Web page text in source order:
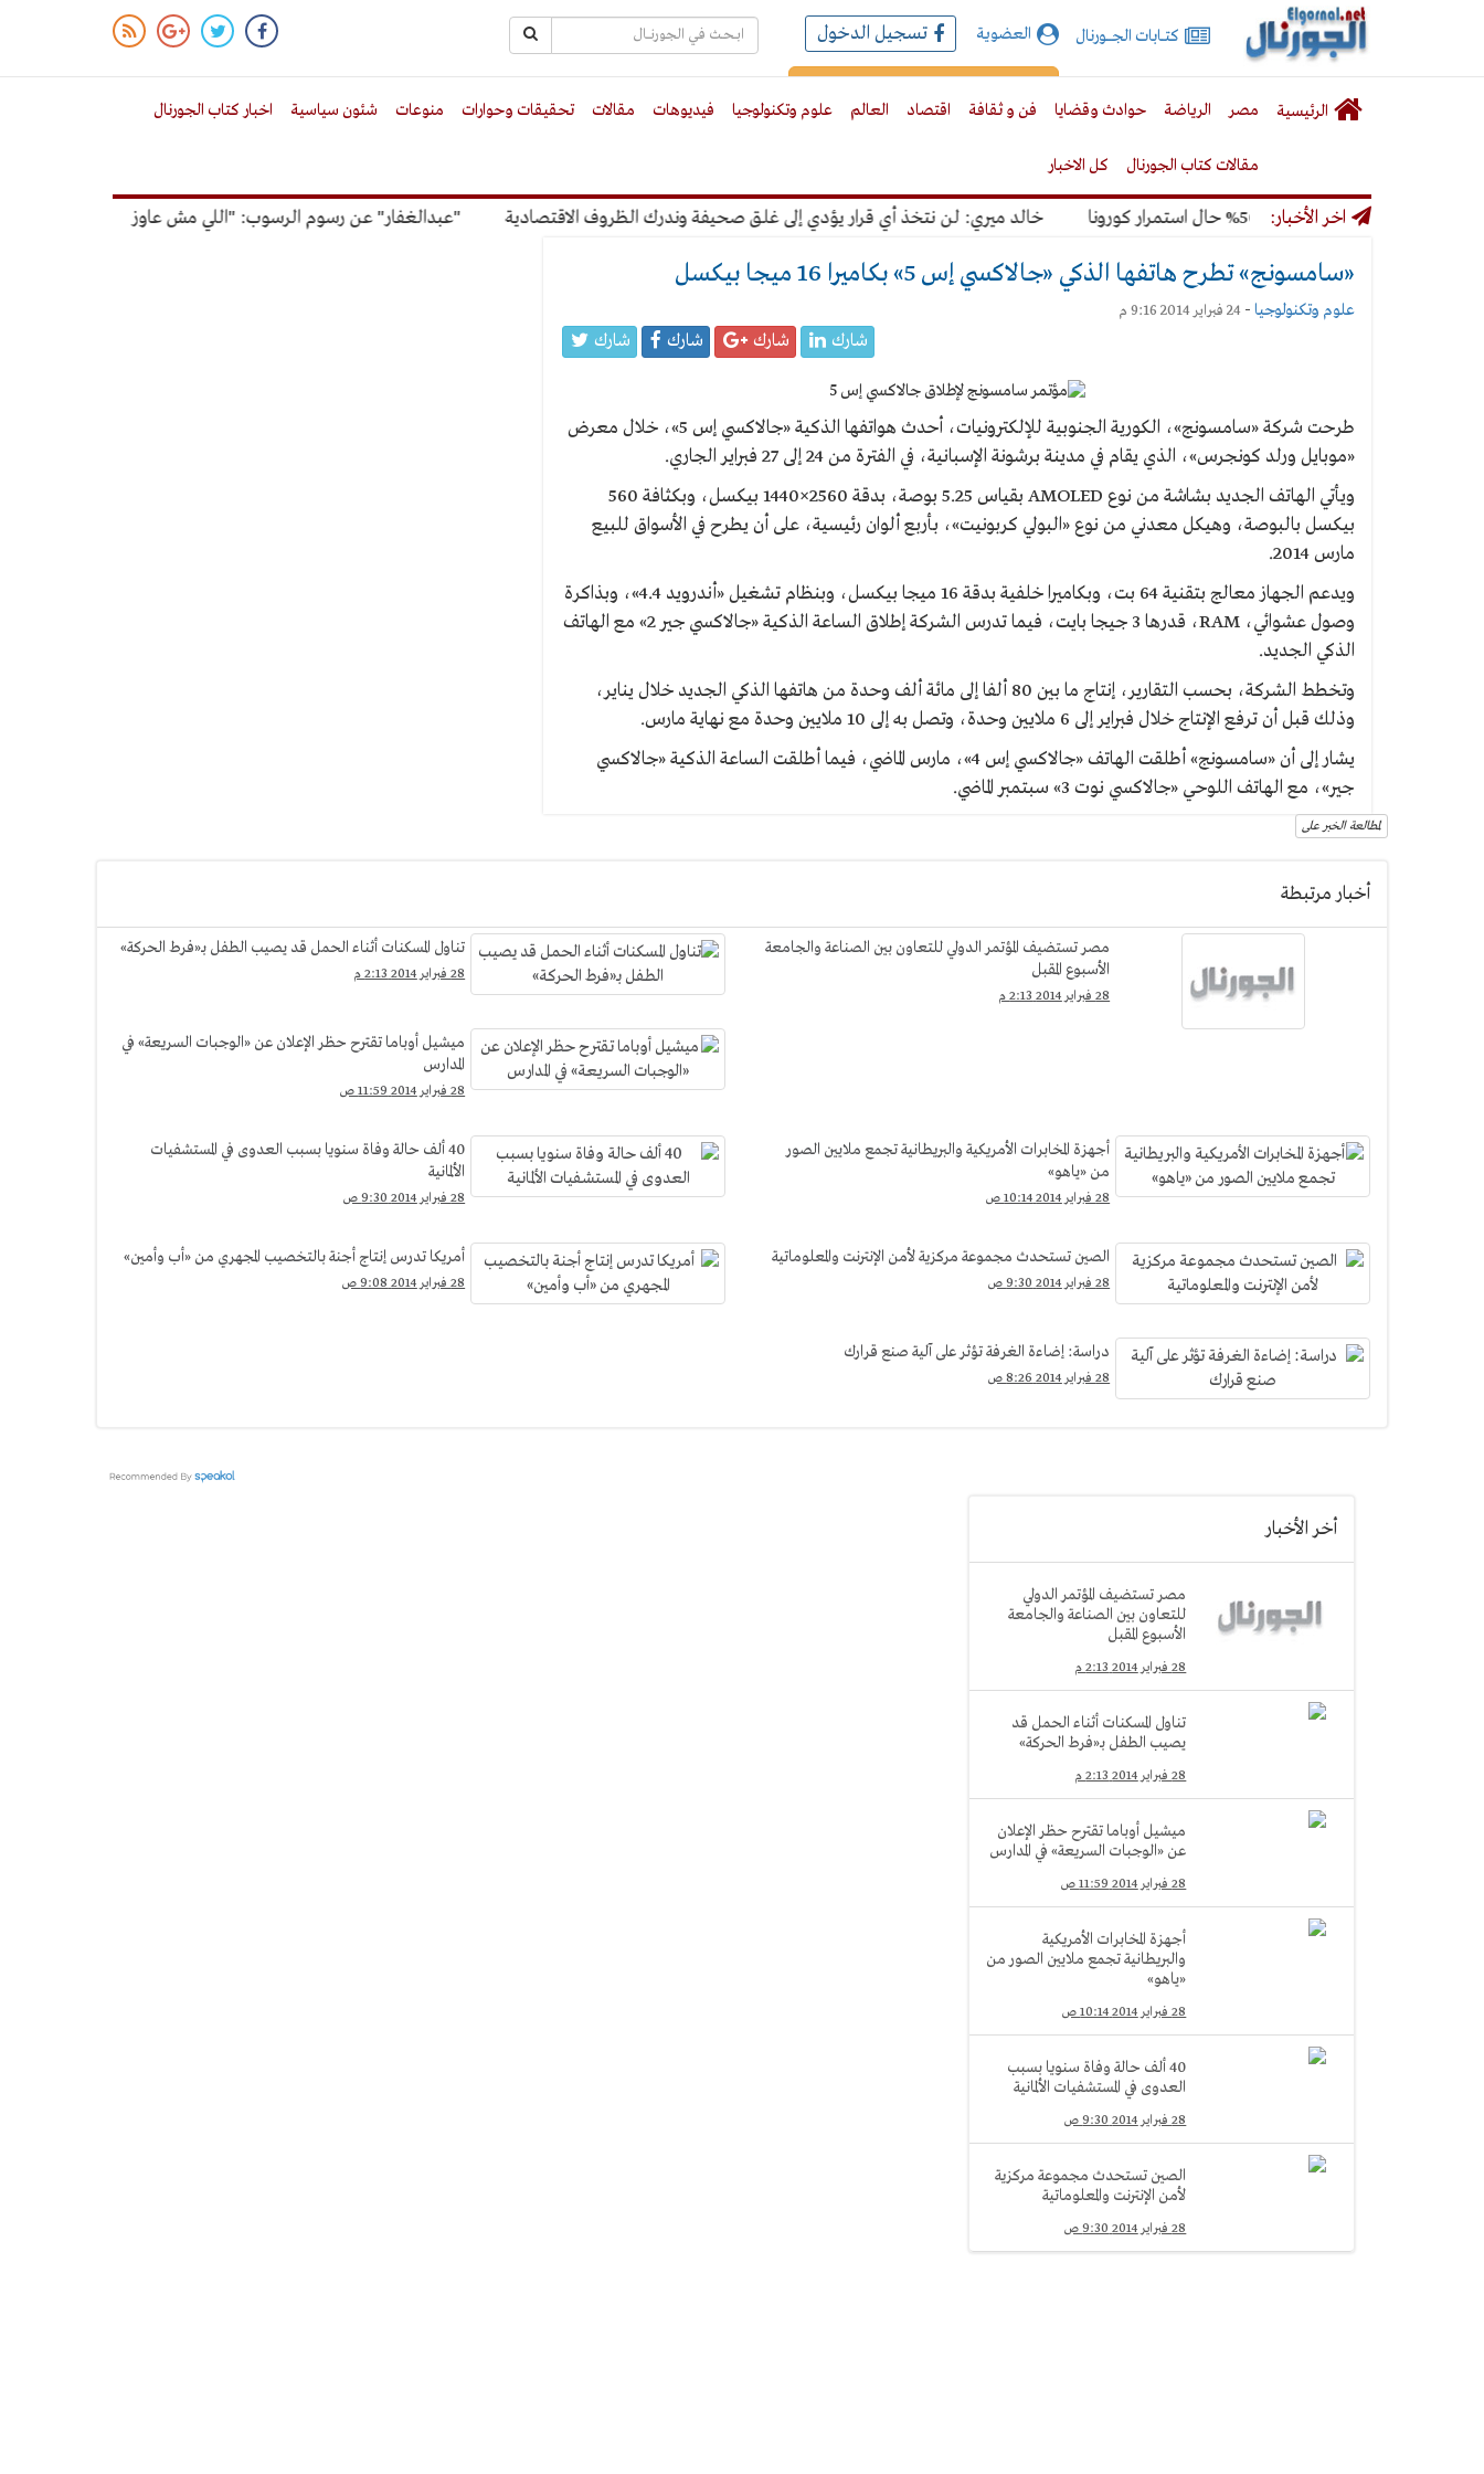
الجورنال
نت
كتـــابات الجـــــورنال العضوية تسجيل الدخول
الرئيسية مصر الرياضة حوادث وقضايا فن و ثقافة اقتصاد العالم علوم وتكنولوجيا فيديوهات مقالات تحقيقات وحوارات منوعات شئون سياسية اخبار كتاب الجورنال
مقالات كتاب الجورنال كل الاخبار
اخر الأخبار:
بنسبة 50% حال استمرار كورونا خالد ميري: لن نتخذ أي قرار يؤدي إلى غلق صحيفة وندرك الظروف الاقتصادية "عبدالغفار" عن رسوم الرسوب: "اللي مش عاوز يتعلم ملوش مجانية"
«سامسونج» تطرح هاتفها الذكي «جالاكسي إس 5» بكاميرا 16 ميجا بيكسل
علوم وتكنولوجيا - 24 فبراير 2014 9:16 م
شارك شارك شارك شارك
طرحت شركة «سامسونج»، الكورية الجنوبية للإلكترونيات، أحدث هواتفها الذكية «جالاكسي إس 5»، خلال معرض
«موبايل ورلد كونجرس»، الذي يقام في مدينة برشونة الإسبانية، في الفترة من 24 إلى 27 فبراير الجاري.
ويأتي الهاتف الجديد بشاشة من نوع AMOLED بقياس 5.25 بوصة، بدقة 2560×1440 بيكسل، وبكثافة 560
بيكسل بالبوصة، وهيكل معدني من نوع «البولي كربونيت»، بأربع ألوان رئيسية، على أن يطرح في الأسواق للبيع
مارس 2014.
ويدعم الجهاز معالج بتقنية 64 بت، وبكاميرا خلفية بدقة 16 ميجا بيكسل، وبنظام تشغيل «أندرويد 4.4»، وبذاكرة
وصول عشوائي، RAM، قدرها 3 جيجا بايت، فيما تدرس الشركة إطلاق الساعة الذكية «جالاكسي جير 2» مع الهاتف
الذكي الجديد.
وتخطط الشركة، بحسب التقارير، إنتاج ما بين 80 ألفا إلى مائة ألف وحدة من هاتفها الذكي الجديد خلال يناير،
وذلك قبل أن ترفع الإنتاج خلال فبراير إلى 6 ملايين وحدة، وتصل به إلى 10 ملايين وحدة مع نهاية مارس.
يشار إلى أن «سامسونج» أطلقت الهاتف «جالاكسي إس 4»، مارس الماضي، فيما أطلقت الساعة الذكية «جالاكسي
جير»، مع الهاتف اللوحي «جالاكسي نوت 3» سبتمبر الماضي.
لمطالعة الخبر على
أخبار مرتبطة
مصر تستضيف المؤتمر الدولي للتعاون بين الصناعة والجامعة
الأسبوع المقبل
28 فبراير 2014 2:13 م
تناول المسكنات أثناء الحمل قد يصيب الطفل بـ«فرط الحركة»
28 فبراير 2014 2:13 م
ميشيل أوباما تقترح حظر الإعلان عن «الوجبات السريعة» في
المدارس
28 فبراير 2014 11:59 ص
أجهزة المخابرات الأمريكية والبريطانية تجمع ملايين الصور
من «ياهو»
28 فبراير 2014 10:14 ص
40 ألف حالة وفاة سنويا بسبب العدوى في المستشفيات
الألمانية
28 فبراير 2014 9:30 ص
الصين تستحدث مجموعة مركزية لأمن الإنترنت والمعلوماتية
28 فبراير 2014 9:30 ص
أمريكا تدرس إنتاج أجنة بالتخصيب المجهري من «أب وأمين»
28 فبراير 2014 9:08 ص
دراسة: إضاءة الغرفة تؤثر على آلية صنع قرارك
28 فبراير 2014 8:26 ص
أخر الأخبار
مصر تستضيف المؤتمر الدولي
للتعاون بين الصناعة والجامعة
الأسبوع المقبل
28 فبراير 2014 2:13 م
تناول المسكنات أثناء الحمل قد
يصيب الطفل بـ«فرط الحركة»
28 فبراير 2014 2:13 م
ميشيل أوباما تقترح حظر الإعلان
عن «الوجبات السريعة» في المدارس
28 فبراير 2014 11:59 ص
أجهزة المخابرات الأمريكية
والبريطانية تجمع ملايين الصور من
«ياهو»
28 فبراير 2014 10:14 ص
40 ألف حالة وفاة سنويا بسبب
العدوى في المستشفيات الألمانية
28 فبراير 2014 9:30 ص
الصين تستحدث مجموعة مركزية
لأمن الإنترنت والمعلوماتية
28 فبراير 2014 9:30 ص